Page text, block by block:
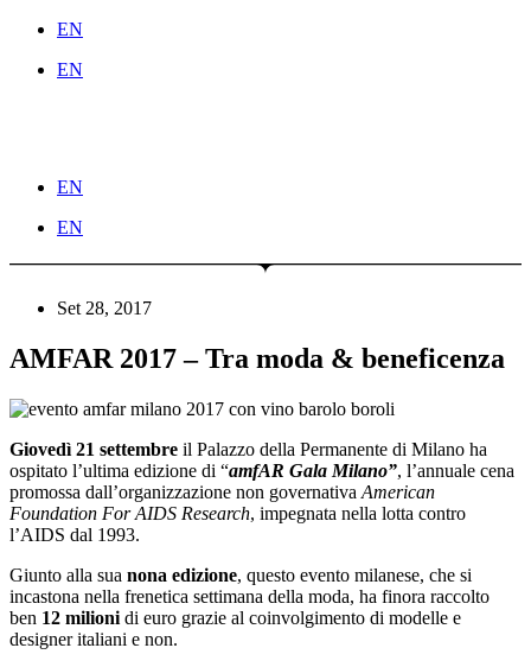
EN
EN
EN
EN
Set 28, 2017
AMFAR 2017 – Tra moda & beneficenza
Giovedì 21 settembre il Palazzo della Permanente di Milano ha
ospitato l’ultima edizione di “amfAR Gala Milano”, l’annuale cena
promossa dall’organizzazione non governativa American
Foundation For AIDS Research, impegnata nella lotta contro
l’AIDS dal 1993.
Giunto alla sua nona edizione, questo evento milanese, che si
incastona nella frenetica settimana della moda, ha finora raccolto
ben 12 milioni di euro grazie al coinvolgimento di modelle e
designer italiani e non.